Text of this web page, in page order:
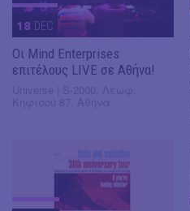
18 DEC
Οι Mind Enterprises
επιτέλους LIVE σε Αθήνα!